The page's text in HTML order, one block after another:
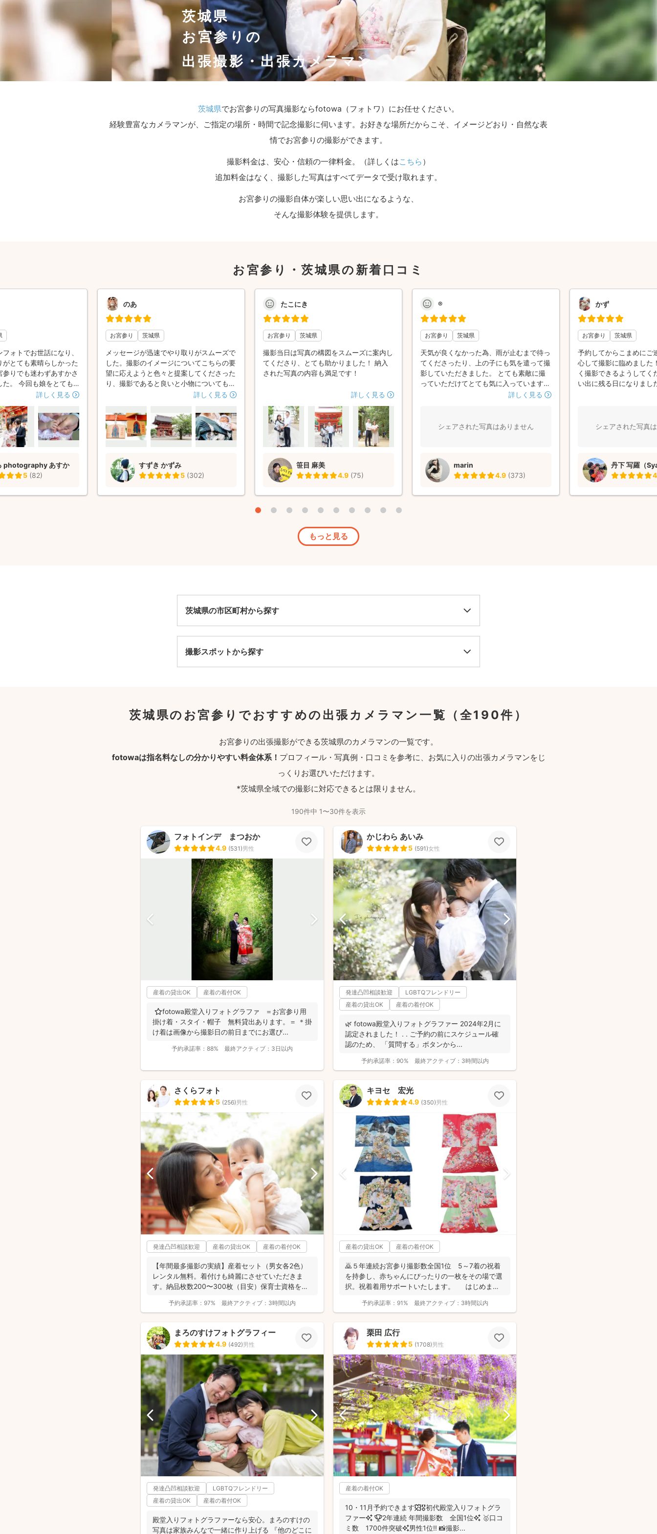
茨城県
お宮参りの
出張撮影・出張カメラマン
茨城県でお宮参りの写真撮影ならfotowa（フォトワ）にお任せください。
経験豊富なカメラマンが、ご指定の場所・時間で記念撮影に伺います。お好きな場所だからこそ、イメージどおり・自然な表
情でお宮参りの撮影ができます。
撮影料金は、安心・信頼の一律料金。（詳しくはこちら ）
追加料金はなく、撮影した写真はすべてデータで受け取れます。
お宮参りの撮影自体が楽しい思い出になるような、
そんな撮影体験を提供します。
お宮参り・茨城県の新着口コミ
ォトでお世話になり、
とても素晴らしかった
りでも迷わずあすかさ
。 今回も娘をとても
ださり、泣いている顔か
だくことができました。
ーズを具体的に提案して
、自分たちだけでは撮
もオシャレで雰囲気の
り驚いたのが、データ
さです！撮影直後の楽
、とても幸せな気持ちに
詳しく見る
photography あすか
5 (82)
のあ
お宮参り 茨城県
メッセージが迅速でやり取りがスムーズで
した。撮影のイメージについてこちらの要
望に応えようと色々と提案してくださった
り、撮影であると良いと小物についても紹
介してくださったりと気遣いが感じられま
やすく呼んでくれたり、私たち夫婦や母の
ことを気にかけて関わってくれました。写
真もイメージ通りで自然体、温かい雰囲気
詳しく見る
すずき かずみ
5 (302)
たこにき
お宮参り 茨城県
撮影当日は写真の構図をスムーズに案内し
てくださり、とても助かりました！ 納入
された写真の内容も満足です！
詳しく見る
笹目 麻美
4.9 (75)
®️
お宮参り 茨城県
天気が良くなかった為、雨が止むまで待っ
てくださったり、上の子にも気を遣って撮
影していただきました。 とても素敵に撮
っていただけてとても気に入っています！
🫶🏻🫶🏻ありがとうございました！🫶🏻
詳しく見る
シェアされた写真はありません
marin
4.9 (373)
かず
お宮参り 茨城県
予約してからこまめにご
心して撮影に臨めました
く撮影できるようしてく
い出に残る日になりまし
シェアされた写真
丹下 写羅（
もっと見る
茨城県の市区町村から探す
撮影スポットから探す
茨城県のお宮参りでおすすめの出張カメラマン一覧 （全190件）
お宮参りの出張撮影ができる茨城県のカメラマンの一覧です。
fotowaは指名料なしの分かりやすい料金体系！ プロフィール・写真例・口コミを参考に、お気に入りの出張カメラマンをじ
っくりお選びいただけます。
*茨城県全域での撮影に対応できるとは限りません。
190件中 1〜30件を表示
フォトインデ まつおか
4.9 (531)男性
産着の貸出OK 産着の着付OK
⭐️fotowa殿堂入りフォトグラファ ＝お宮参り用
掛け着・スタイ・帽子 無料貸出あります。＝ ＊掛
け着は画像から撮影日の前日までにお選び...
予約承諾率： 88% 最終アクティブ： 3日以内
かじわら あいみ
5 (591)女性
発達凸凹相談歓迎
LGBTQフレンドリー
産着の貸出OK
産着の着付OK
🌿 fotowa殿堂入りフォトグラファー 2024年2月に
認定されました！ . . ご予約の前にスケジュール確
認のため、 「質問する」ボタンから...
予約承諾率： 90% 最終アクティブ： 3時間以内
さくらフォト
5 (256)男性
発達凸凹相談歓迎 産着の貸出OK 産着の着付OK
【年間最多撮影の実績】産着セット（男女各2色）
レンタル無料。着付けも綺麗にさせていただきま
す。納品枚数200〜300枚（目安）保育士資格を持
予約承諾率： 97% 最終アクティブ： 3時間以内
キヨセ 宏光
4.9 (350)男性
産着の貸出OK 産着の着付OK
🙇５年連続お宮参り撮影数全国1位 5～7着の祝着
を持参し、赤ちゃんにぴったりの一枚をその場で選
択。祝着着用サポートいたします。 はじめまし
予約承諾率： 91% 最終アクティブ： 3時間以内
まろのすけフォトグラフィー
4.9 (492)男性
発達凸凹相談歓迎
LGBTQフレンドリー
産着の貸出OK
産着の着付OK
殿堂入りフォトグラファーなら安心。まろのすけの
写真は家族みんなで一緒に作り上げる 『他のどこに
栗田 広行
5 (1708)男性
産着の着付OK
10・11月予約できます🍁🎖初代殿堂入りフォトグラ
ファー✨ 🏆2年連続 年間撮影数 全国1位✨ 🥇口コ
ミ数 1700件突破✨男性1位‼️ 📸撮影...